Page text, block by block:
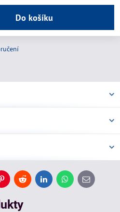
Do košíku
PinterestReddit LinkedInWhatsApp
E-
mail